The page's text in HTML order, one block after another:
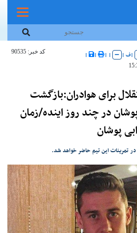
|ف |
|
|
|
|
کد خبر: 90535
برای هوادران:بازگشت
در چند روز اینده/زمان
پوشان
تمرینات این تیم حاضر خواهد شد.